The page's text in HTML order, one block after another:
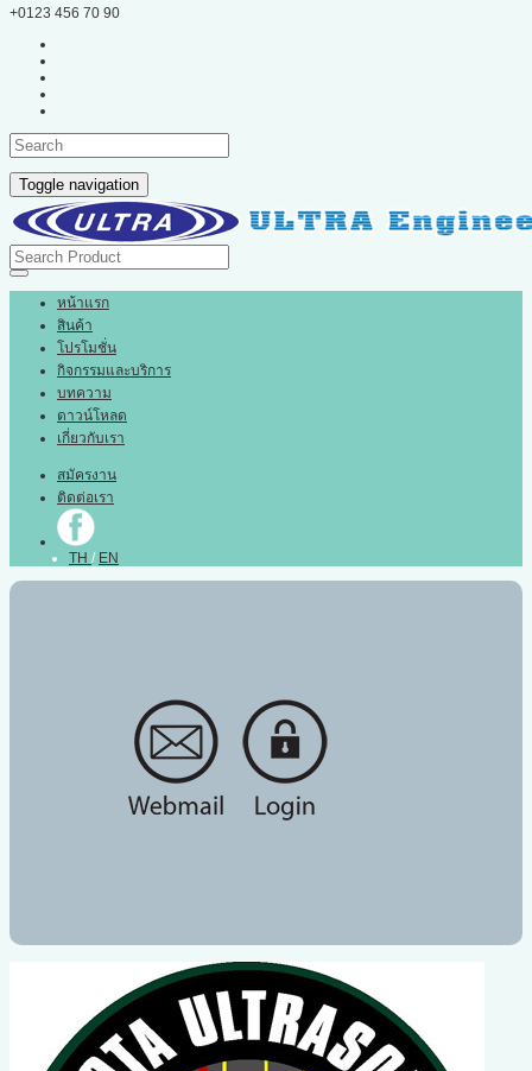
+0123 456 70 90
Toggle navigation
หน้าแรก
สินค้า
โปรโมชั่น
กิจกรรมและบริการ
บทความ
ดาวน์โหลด
เกี่ยวกับเรา
สมัครงาน
ติดต่อเรา
TH / EN